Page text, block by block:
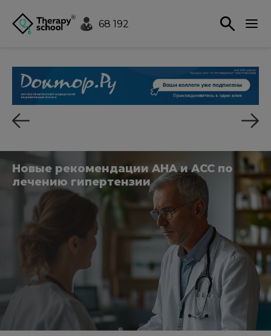
68 192
Новые рекомендации AHA и ACC по
лечению гипертензии